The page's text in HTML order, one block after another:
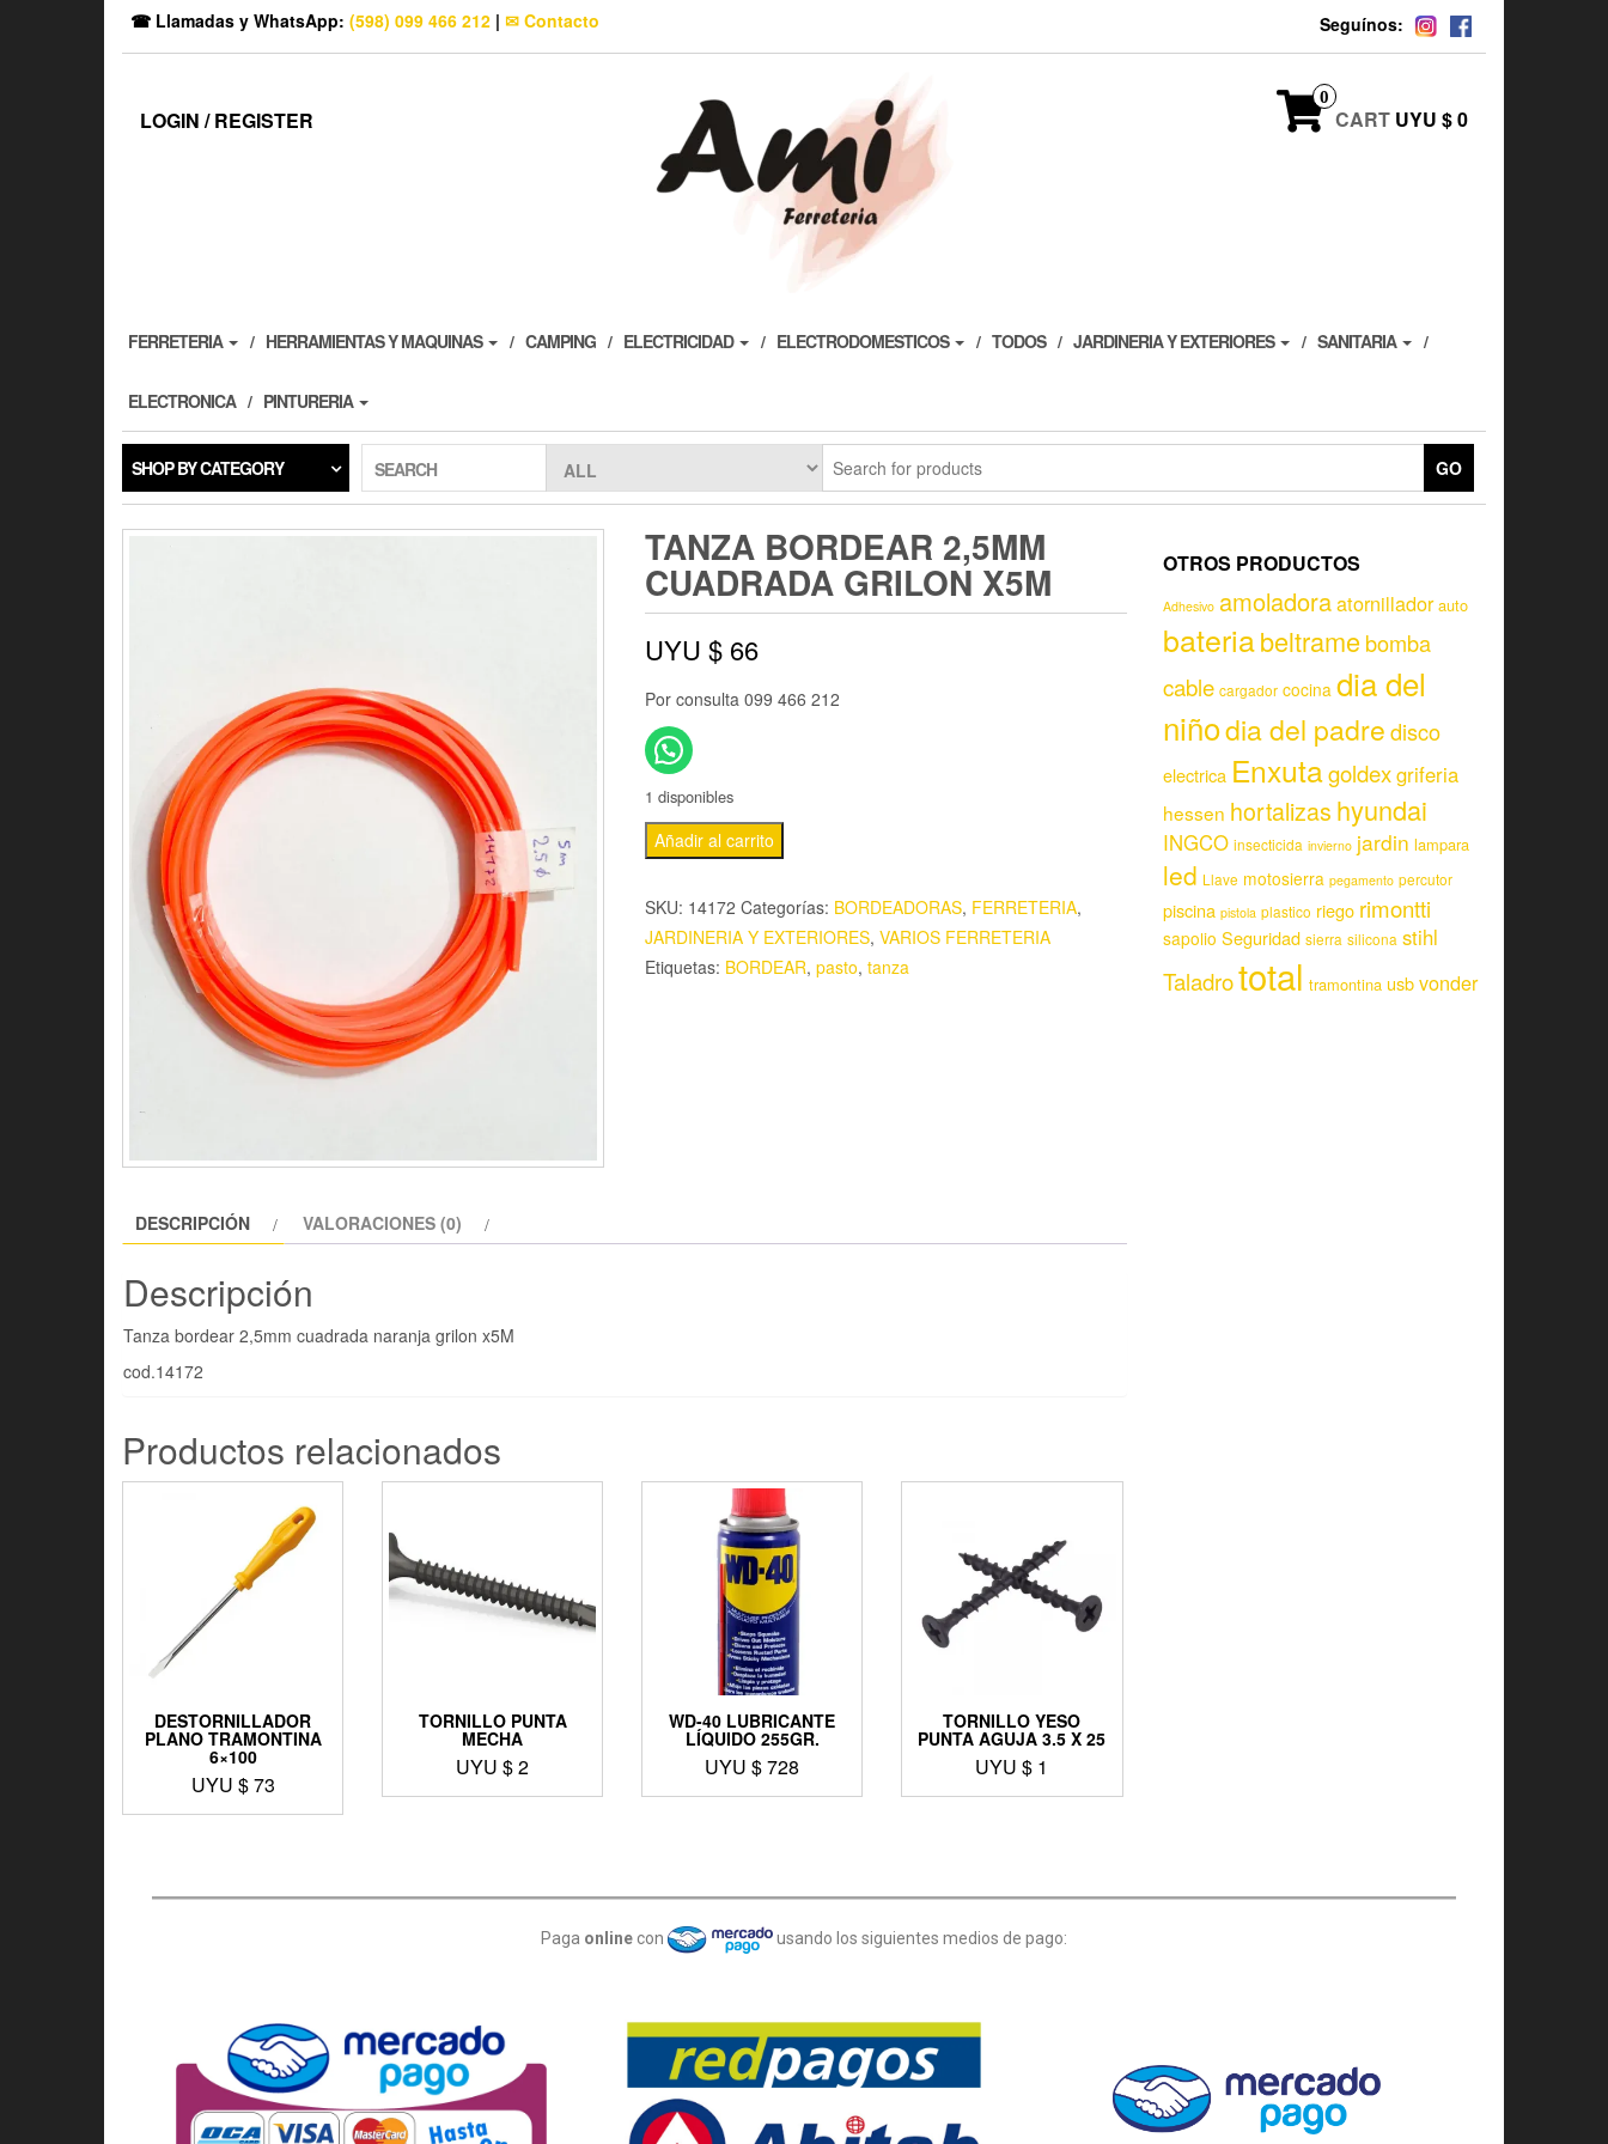
☎ Llamadas y WhatsApp: (598) 099 466 212 | ✉ Contacto Seguínos:
LOGIN / REGISTER
0
CART UYU $ 0
FERRETERIA HERRAMIENTAS Y MAQUINAS CAMPING ELECTRICIDAD ELECTRODOMESTICOS TODOS JARDINERIA Y EXTERIORES SANITARIA
ELECTRONICA PINTURERIA
SHOP BY CATEGORY SEARCH GO
TANZA BORDEAR 2,5MM
CUADRADA GRILON X5M
UYU $ 66
Por consulta 099 466 212
1 disponibles
Añadir al carrito
SKU: 14172 Categorías: BORDEADORAS, FERRETERIA,
JARDINERIA Y EXTERIORES, VARIOS FERRETERIA
Etiquetas: BORDEAR, pasto, tanza
DESCRIPCIÓN VALORACIONES (0)
Descripción
Tanza bordear 2,5mm cuadrada naranja grilon x5M
cod.14172
Productos relacionados
DESTORNILLADOR
PLANO TRAMONTINA
6×100
UYU $73
TORNILLO PUNTA
MECHA
UYU $2
WD-40 LUBRICANTE
LÍQUIDO 255GR.
UYU $728
TORNILLO YESO
PUNTA AGUJA 3.5 X 25
UYU $ 1
OTROS PRODUCTOS
Adhesivo amoladoraatornillador auto
bateriabeltramebomba
cable cargador cocina dia del
niñodia del padredisco
electrica Enxutagoldexgriferia
hessen hortalizas hyundai
INGCO insecticida invierno jardin lampara
led Llave motosierra pegamento percutor
piscina pistola plastico riego rimontti
sapolio Seguridad sierra silicona stihl
Taladrototal tramontina usbvonder
Paga online con usando los siguientes medios de pago: